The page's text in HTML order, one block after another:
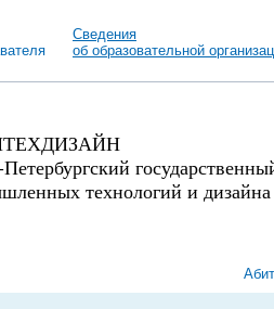
Сведения
об образовательной
технологий и дизайна